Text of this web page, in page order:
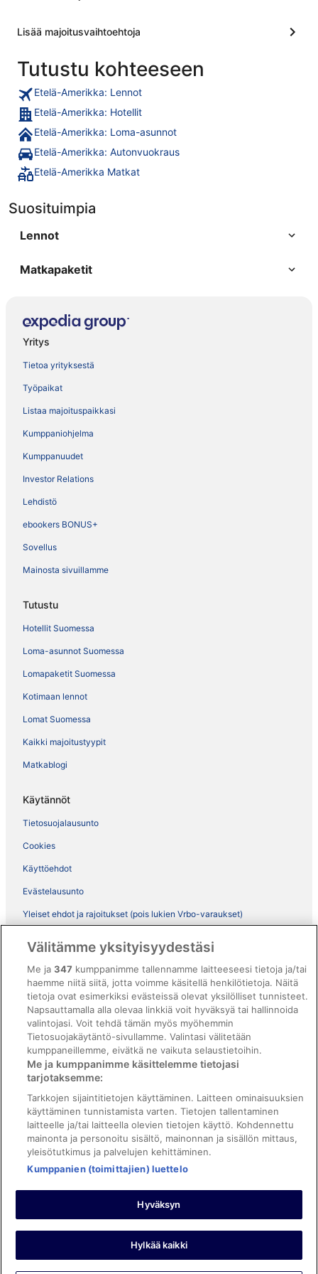
Lisää majoitusvaihtoehtoja
Tutustu kohteeseen
Etelä-Amerikka: Lennot
Etelä-Amerikka: Hotellit
Etelä-Amerikka: Loma-asunnot
Etelä-Amerikka: Autonvuokraus
Etelä-Amerikka Matkat
Suosituimpia
Lennot
Matkapaketit
Yritys
Tietoa yrityksestä
Työpaikat
Listaa majoituspaikkasi
Kumppaniohjelma
Kumppanuudet
Investor Relations
Lehdistö
ebookers BONUS+
Sovellus
Mainosta sivuillamme
Tutustu
Hotellit Suomessa
Loma-asunnot Suomessa
Lomapaketit Suomessa
Kotimaan lennot
Lomat Suomessa
Kaikki majoitustyypit
Matkablogi
Käytännöt
Tietosuojalausunto
Cookies
Käyttöehdot
Evästelausunto
Yleiset ehdot ja rajoitukset (pois lukien Vrbo-varaukset)
ebookers BONUS+ -ohjelman ehdot
Oikeudelliset tiedot / ota meihin yhteyttä
Sisältövaatimukset ja ilmoituksen tekeminen sisällöstä
Tuki
Ota yhteyttä
Varauksen muuttaminen tai peruuttaminen
Varaa lento lentoyhtiön hyvityskupongeilla
Hyvityksen hakeminen ja aikarajat
©2026 Expedia, Inc., Expedia Groupin yritys. Kaikki oikeudet
pidätetään. ebookers ja ebookersin logo ovat Expedia, Inc.:n
tavaramerkkejä tai rekisteröityjä tavaramerkkejä.
Välitämme yksityisyydestäsi
Me ja347 kumppanimme tallennamme laitteeseesi tietoja ja/tai
haemme niitä siitä, jotta voimme käsitellä henkilötietoja. Näitä
tietoja ovat esimerkiksi evästeissä olevat yksilölliset tunnisteet.
Napsauttamalla alla olevaa linkkiä voit hyväksyä tai hallinnoida
valintojasi. Voit tehdä tämän myös myöhemmin
Tietosuojakäytäntö-sivullamme. Valintasi välitetään
kumppaneillemme, eivätkä ne vaikuta selaustietoihin.
Me ja kumppanimme käsittelemme tietojasi
tarjotaksemme:
Tarkkojen sijaintitietojen käyttäminen. Laitteen ominaisuuksien
käyttäminen tunnistamista varten. Tietojen tallentaminen
laitteelle ja/tai laitteella olevien tietojen käyttö. Kohdennettu
mainonta ja personoitu sisältö, mainonnan ja sisällön mittaus,
yleisötutkimus ja palvelujen kehittäminen.
Kumppanien (toimittajien) luettelo
Hyväksyn
Hylkää kaikki